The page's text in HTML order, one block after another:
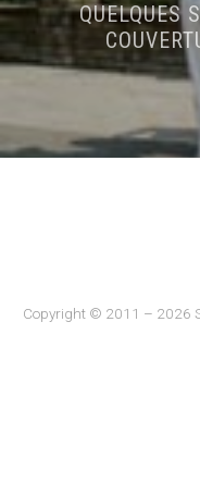
QUELQUES
Copyright © 2011 – 2026